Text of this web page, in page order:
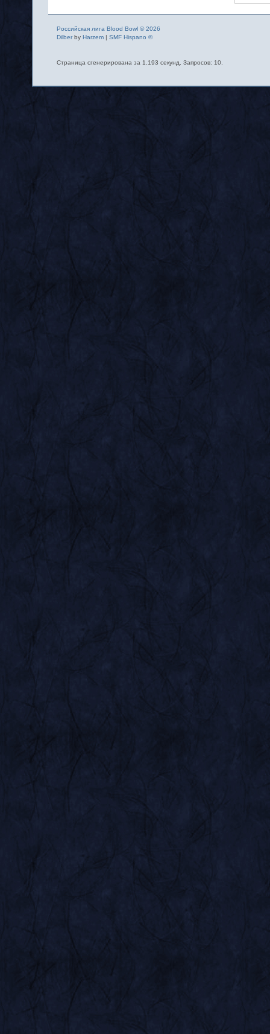
Российская лига Blood Bowl © 2026
Dilberby Harzem| SMF Hispano ©
Страница сгенерирована за 1.193 секунд. Запросов: 10.